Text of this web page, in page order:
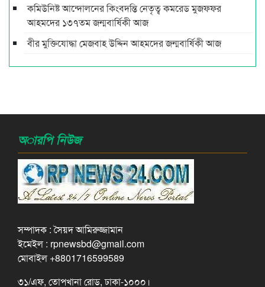
কমিউনিষ্ট আন্দোলনের কিংবদন্তি নেতৃত্ব কমরেড মুজফ্ফর
আহমদের ১৩৭তম জন্মবার্ষিকী আজ
বীর মুক্তিযোদ্ধা মেজবাহ উদ্দিন আহমদের জন্মবার্ষিকী আজ
অারপি নিউজ
সম্পাদক : সৈয়দ আমিরুজ্জামান
ইমেইল : rpnewsbd@gmail.com
মোবাইল +8801716599589
৩১/এফ, তোপখানা রোড, ঢাকা-১০০০।